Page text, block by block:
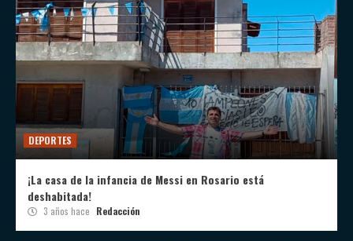
DEPORTES
¡La casa de la infancia de Messi en Rosario está
deshabitada!
3 años hace Redacción